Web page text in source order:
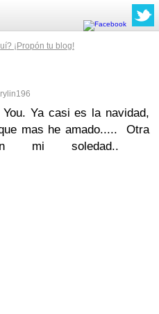
¡Propón tu blog!
Ya casi es la navidad,
mas he amado..... Otra
mi soledad..